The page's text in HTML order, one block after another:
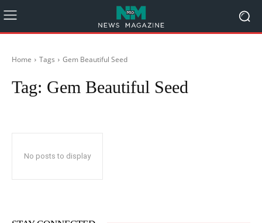
Home Tags Gem Beautiful Seed
Tag: Gem Beautiful Seed
No posts to display